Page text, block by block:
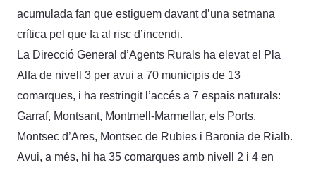
acumulada fan que estiguem davant d’una setmana
crítica pel que fa al risc d’incendi.
La Direcció General d’Agents Rurals ha elevat el Pla
Alfa de nivell 3 per avui a 70 municipis de 13
comarques, i ha restringit l’accés a 7 espais naturals:
Garraf, Montsant, Montmell-Marmellar, els Ports,
Montsec d’Ares, Montsec de Rubies i Baronia de Rialb.
Avui, a més, hi ha 35 comarques amb nivell 2 i 4 en